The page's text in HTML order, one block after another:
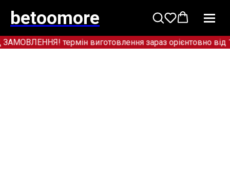
betoomore
термін виготовлення зараз орієнтовно від